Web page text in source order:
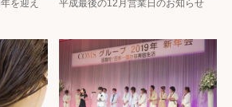
を迎え
平成最後の12月営業日のお知らせ